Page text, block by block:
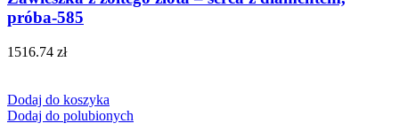
próba-585
1516.74 zł
Dodaj do koszyka
Dodaj do polubionych